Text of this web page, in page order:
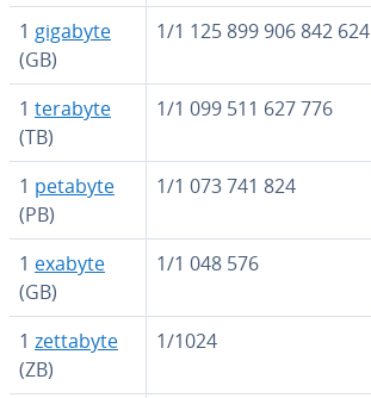
1 gigabyte
(GB)
1/1 125 899 906 842 624
1 terabyte
(TB)
1/1 099 511 627 776
1 petabyte
(PB)
1/1 073 741 824
1 exabyte
(GB)
1/1 048 576
1 zettabyte
(ZB)
1/1024